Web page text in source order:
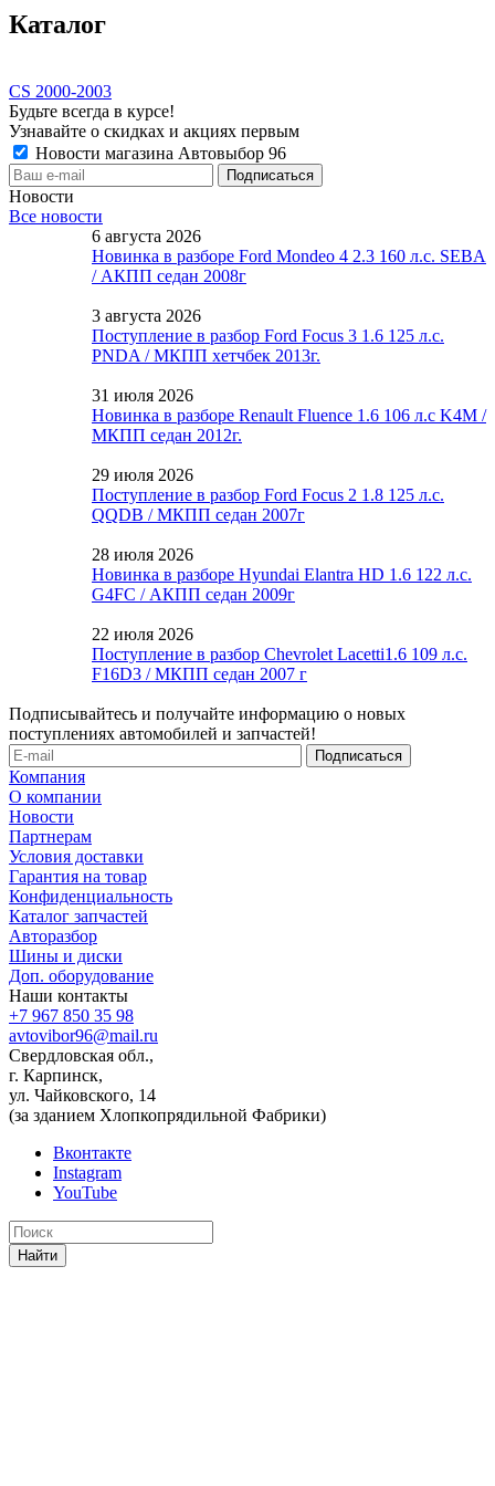
Каталог
CS 2000-2003
Будьте всегда в курсе!
Узнавайте о скидках и акциях первым
Новости магазина Автовыбор 96
Новости
Все новости
6 августа 2026
Новинка в разборе Ford Mondeo 4 2.3 160 л.с. SEBA
/ АКПП седан 2008г
3 августа 2026
Поступление в разбор Ford Focus 3 1.6 125 л.с.
PNDA / МКПП хетчбек 2013г.
31 июля 2026
Новинка в разборе Renault Fluence 1.6 106 л.с K4M /
МКПП седан 2012г.
29 июля 2026
Поступление в разбор Ford Focus 2 1.8 125 л.с.
QQDB / МКПП седан 2007г
28 июля 2026
Новинка в разборе Hyundai Elantra HD 1.6 122 л.с.
G4FC / АКПП седан 2009г
22 июля 2026
Поступление в разбор Chevrolet Lacetti1.6 109 л.с.
F16D3 / МКПП седан 2007 г
Подписывайтесь и получайте информацию о новых
поступлениях автомобилей и запчастей!
Компания
О компании
Новости
Партнерам
Условия доставки
Гарантия на товар
Конфиденциальность
Каталог запчастей
Авторазбор
Шины и диски
Доп. оборудование
Наши контакты
+7 967 850 35 98
avtovibor96@mail.ru
Свердловская обл.,
г. Карпинск,
ул. Чайковского, 14
(за зданием Хлопкопрядильной Фабрики)
Вконтакте
Instagram
YouTube
Найти